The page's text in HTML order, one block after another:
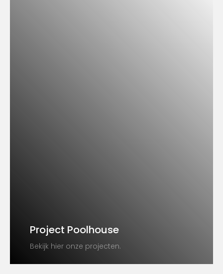
Project Poolhouse
Bekijk hier onze projecten.